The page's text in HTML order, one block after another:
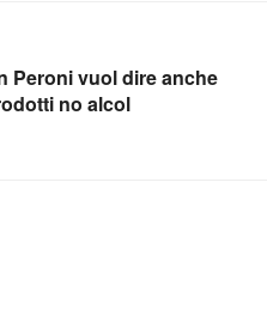
Peroni vuol dire anche
no alcol